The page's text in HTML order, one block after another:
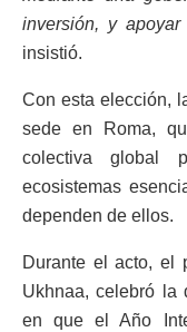
inversión, y
insistió.
Con esta elección,
sede en Roma,
colectiva global
ecosistemas
dependen de ellos.
Durante el acto, el
Ukhnaa, celebró la
en que el Año